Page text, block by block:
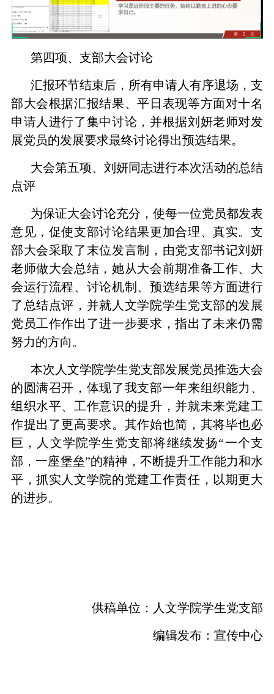
第四项、支部大会讨论
汇报环节结束后，所有申请人有序退场，支
部大会根据汇报结果、平日表现等方面对十名
申请人进行了集中讨论，并根据刘妍老师对发
展党员的发展要求最终讨论得出预选结果。
大会第五项、刘妍同志进行本次活动的总结
点评
为保证大会讨论充分，使每一位党员都发表
意见，促使支部讨论结果更加合理、真实。支
部大会采取了末位发言制，由党支部书记刘妍
老师做大会总结，她从大会前期准备工作、大
会运行流程、讨论机制、预选结果等方面进行
了总结点评，并就人文学院学生党支部的发展
党员工作作出了进一步要求，指出了未来仍需
努力的方向。
本次人文学院学生党支部发展党员推选大会
的圆满召开，体现了我支部一年来组织能力、
组织水平、工作意识的提升，并就未来党建工
作提出了更高要求。其作始也简，其将毕也必
巨，人文学院学生党支部将继续发扬“一个支
部，一座堡垒”的精神，不断提升工作能力和水
平，抓实人文学院的党建工作责任，以期更大
的进步。
供稿单位：人文学院学生党支部
编辑发布：宣传中心